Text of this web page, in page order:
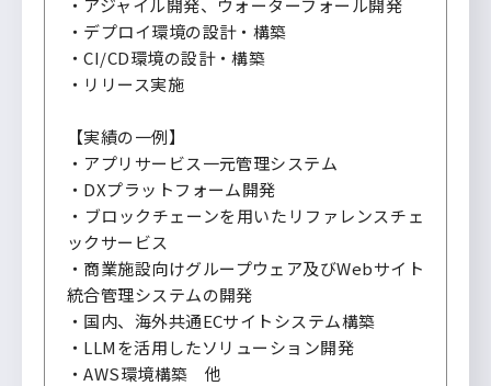
・アジャイル開発、ウォーターフォール開発
・デプロイ環境の設計・構築
・CI/CD環境の設計・構築
・リリース実施
【実績の一例】
・アプリサービス一元管理システム
・DXプラットフォーム開発
・ブロックチェーンを用いたリファレンスチェ
ックサービス
・商業施設向けグループウェア及びWebサイト
統合管理システムの開発
・国内、海外共通ECサイトシステム構築
・LLMを活用したソリューション開発
・AWS環境構築 他